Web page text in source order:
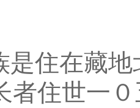
是住在藏
者住世一